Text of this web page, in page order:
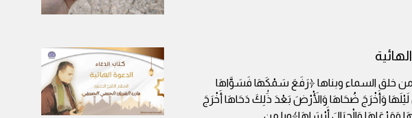
من خلق السماء وبناها ﴿رَفَعَ سَمْكَهَا فَسَوَّاهَا
وَأَخْرَجَ ضُحَاهَا وَالْأَرْضَ بَعْدَ ذَٰلِكَ دَحَاهَا أَخْرَجَ
وَمَرْعَاهَا وَالْجِبَالَ أَرْسَاهَا﴾ويا من